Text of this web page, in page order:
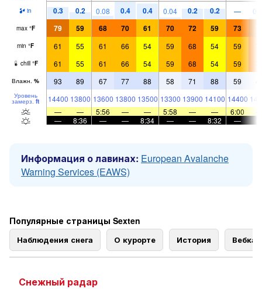
in 0.3 0.2 0.08 0.4 0.4 0.04 0.2 0.2 —
max °F 79 59 68 70 61 70 72 59 73
min °F 61 55 61 66 54 59 68 54 59
chill °F 61 55 61 66 54 59 68 54 59
Влажн. % 93 89 67 77 88 58 71 88 59
Уровень
замерз. ft 14400 13800 13600 13800 13500 13300 13900 14100 14400
—
— 5:56 — — 5:58 — — 6:00
—
8:36 — — 8:34 — — 8:32 —
Информация о лавинах: European Avalanche
Warning Services (EAWS)
Популярные страницы Sexten
Наблюдения снега О курорте История
Снежный радар